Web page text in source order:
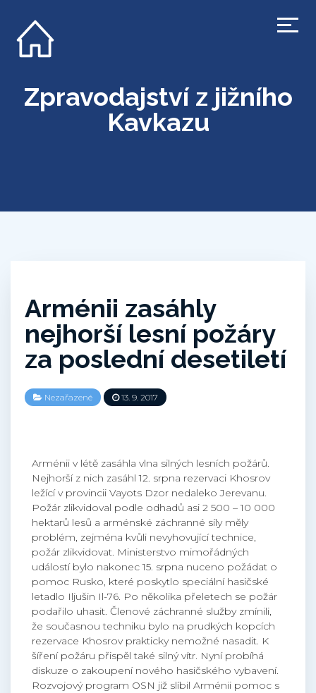
Zpravodajství z jižního
Kavkazu
Arménii zasáhly
nejhorší lesní požáry
za poslední desetiletí
Nezařazené 13. 9. 2017
Arménii v létě zasáhla vlna silných lesních požárů.
Nejhorší z nich zasáhl 12. srpna rezervaci Khosrov
ležící v provincii Vayots Dzor nedaleko Jerevanu.
Požár zlikvidoval podle odhadů asi 2 500 – 10 000
hektarů lesů a arménské záchranné síly měly
problém, zejména kvůli nevyhovující technice,
požár zlikvidovat. Ministerstvo mimořádných
událostí bylo nakonec 15. srpna nuceno požádat o
pomoc Rusko, které poskytlo speciální hasičské
letadlo Iljušin Il-76. Po několika přeletech se požár
podařilo uhasit. Členové záchranné služby zmínili,
že současnou techniku bylo na prudkých kopcích
rezervace Khosrov prakticky nemožné nasadit. K
šíření požáru přispěl také silný vítr. Nyní probíhá
diskuze o zakoupení nového hasičského vybavení.
Rozvojový program OSN již slíbil Arménii pomoc s